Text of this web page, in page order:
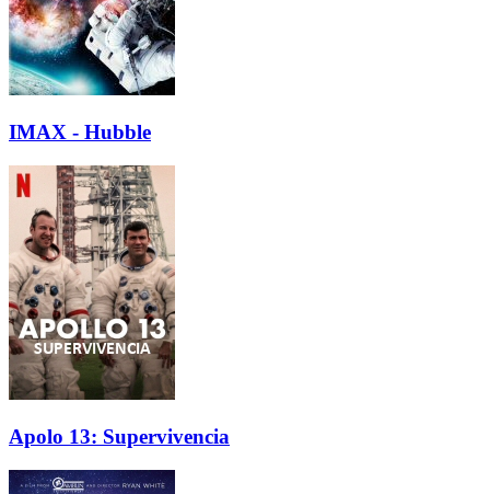
IMAX - Hubble
Apolo 13: Supervivencia